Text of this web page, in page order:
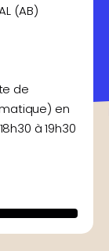
(AB)
de
en
à 19h30